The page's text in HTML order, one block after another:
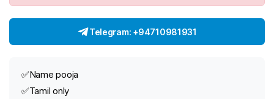
Telegram: +94710981931
✅Name pooja
✅Tamil only